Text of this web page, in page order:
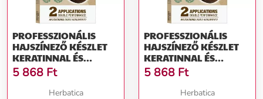
PROFESSZIONÁLIS
HAJSZÍNEZŐ KÉSZLET
KERATINNAL ÉS
NÖVÉNYI OLAJOKKAL -
KÜLÖNBÖZŐ
ÁRNYALATOK -
5 868 Ft
Herbatica
PROFESSZIONÁLIS
HAJSZÍNEZŐ KÉSZLET
KERATINNAL ÉS
NÖVÉNYI OLAJOKKAL -
KÜLÖNBÖZŐ
ÁRNYALATOK -
5 868 Ft
Herbatica